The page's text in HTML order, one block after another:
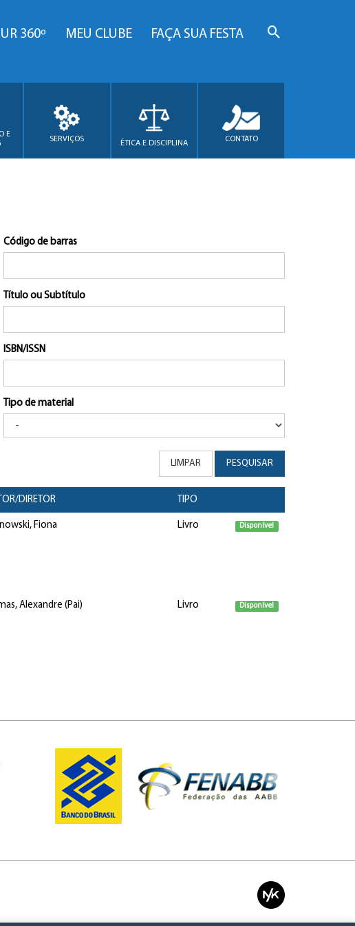
360º MEU CLUBE FAÇA SUA FESTA
E
SERVIÇOS ÉTICA E DISCIPLINA CONTATO
Código de barras
Título ou Subtítulo
ISBN/ISSN
Tipo de material
LIMPAR PESQUISAR
DIRETOR TIPO
Fiona Livro Disponível
Alexandre (Pai) Livro Disponível